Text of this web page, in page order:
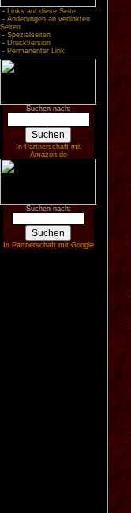
- Links auf diese Seite
- Änderungen an verlinkten
Seiten
- Spezialseiten
- Druckversion
- Permanenter Link
Suchen nach:
In Partnerschaft mit
Amazon.de
Suchen nach:
In Partnerschaft mit Google